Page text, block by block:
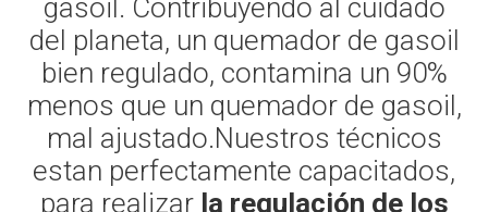
gasoil. Contribuyendo al cuidado
del planeta, un quemador de gasoil
bien regulado, contamina un 90%
menos que un quemador de gasoil,
mal ajustado.Nuestros técnicos
estan perfectamente capacitados,
para realizar la regulación de los